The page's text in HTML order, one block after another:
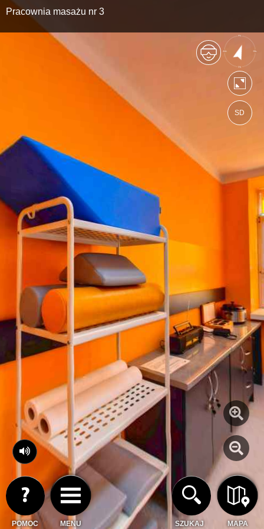
https://mpsm.wkraj.pl
Mapa serwisu
Pracownia masażu nr 3
MENU MAPA
POMOC
SD
SZUKAJ